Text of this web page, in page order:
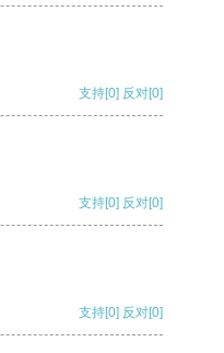
支持[0] 反对[0]
支持[0] 反对[0]
支持[0] 反对[0]